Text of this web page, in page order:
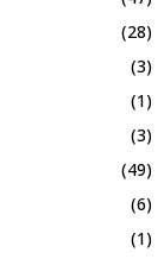
(28)
(3)
(1)
(3)
(49)
(6)
(1)